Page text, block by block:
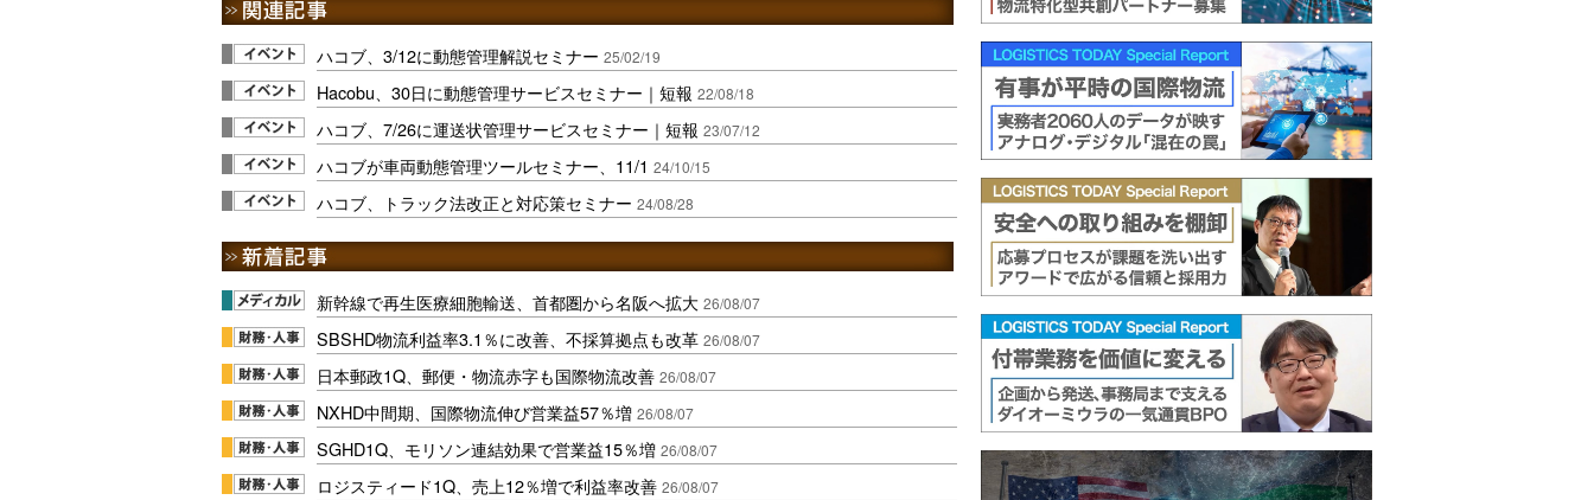
ハコブ、3/12に動態管理解説セミナー 25/02/19
Hacobu、30日に動態管理サービスセミナー｜短報 22/08/18
ハコブ、7/26に運送状管理サービスセミナー｜短報 23/07/12
ハコブが車両動態管理ツールセミナー、11/1 24/10/15
ハコブ、トラック法改正と対応策セミナー 24/08/28
新幹線で再生医療細胞輸送、首都圏から名阪へ拡大 26/08/07
SBSHD物流利益率3.1％に改善、不採算拠点も改革 26/08/07
日本郵政1Q、郵便・物流赤字も国際物流改善 26/08/07
NXHD中間期、国際物流伸び営業益57％増 26/08/07
SGHD1Q、モリソン連結効果で営業益15％増 26/08/07
ロジスティード1Q、売上12％増で利益率改善 26/08/07